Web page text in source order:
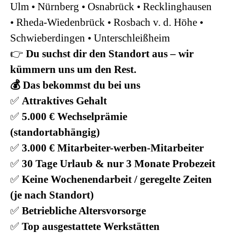
Ulm • Nürnberg • Osnabrück • Recklinghausen
• Rheda-Wiedenbrück • Rosbach v. d. Höhe •
Schwieberdingen • Unterschleißheim
👉 Du suchst dir den Standort aus – wir
kümmern uns um den Rest.
💰 Das bekommst du bei uns
✅ Attraktives Gehalt
✅ 5.000 € Wechselprämie
(standortabhängig)
✅ 3.000 € Mitarbeiter-werben-Mitarbeiter
✅ 30 Tage Urlaub & nur 3 Monate Probezeit
✅ Keine Wochenendarbeit / geregelte Zeiten
(je nach Standort)
✅ Betriebliche Altersvorsorge
✅ Top ausgestattete Werkstätten